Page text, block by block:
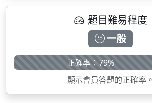
題目難易程度
一般
正確率：79%
顯示會員答題的正確率。